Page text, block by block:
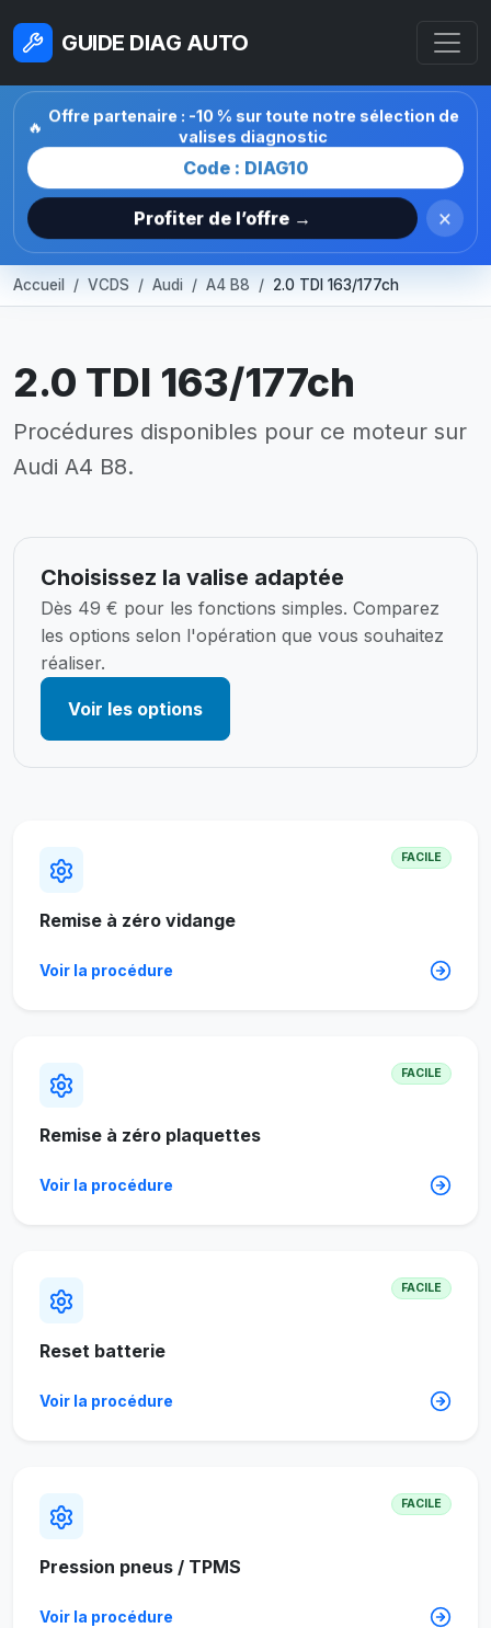
GUIDE DIAG AUTO
🔥
Offre partenaire : -10 % sur toute notre sélection de
valises diagnostic
Code : DIAG10
Profiter de l’offre → ×
Accueil VCDS Audi A4 B8 2.0 TDI 163/177ch
2.0 TDI 163/177ch
Procédures disponibles pour ce moteur sur
Audi A4 B8.
Choisissez la valise adaptée
Dès 49 € pour les fonctions simples. Comparez
les options selon l'opération que vous souhaitez
réaliser.
Voir les options
FACILE
Remise à zéro vidange
Voir la procédure
FACILE
Remise à zéro plaquettes
Voir la procédure
FACILE
Reset batterie
Voir la procédure
FACILE
Pression pneus / TPMS
Voir la procédure